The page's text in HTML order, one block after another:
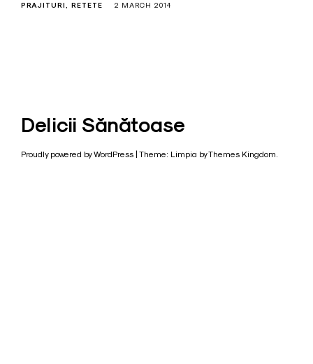
PRAJITURI RETETE 2 MARCH 2014
Delicii Sănătoase
Proudly powered by WordPress | Theme: Limpia byThemes Kingdom